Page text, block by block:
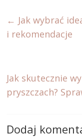
← Jak wybrać
i rekomendacje
Jak skutecznie
pryszczach?
Dodaj